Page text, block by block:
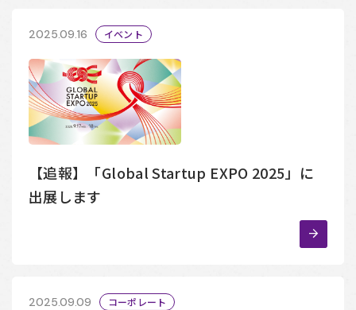
2025.09.16 イベント
【追報】「Global Startup EXPO 2025」に
出展します
2025.09.09 コーポレート